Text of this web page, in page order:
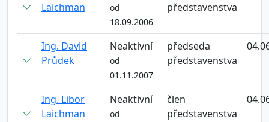
Laichman
od
18.09.2006
představenstva
Ing. David
Průdek
Neaktivní
od
01.11.2007
předseda
představenstva
Ing. Libor
Laichman
Neaktivní
od
člen
představenstva